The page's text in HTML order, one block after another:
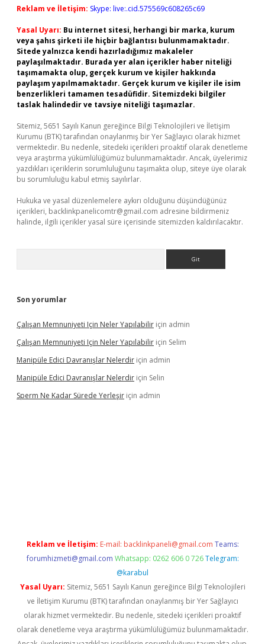
Reklam ve İletişim: Skype: live:.cid.575569c608265c69
Yasal Uyarı: Bu internet sitesi, herhangi bir marka, kurum
veya şahıs şirketi ile hiçbir bağlantısı bulunmamaktadır.
Sitede yalnızca kendi hazırladığımız makaleler
paylaşılmaktadır. Burada yer alan içerikler haber niteliği
taşımamakta olup, gerçek kurum ve kişiler hakkında
paylaşım yapılmamaktadır. Gerçek kurum ve kişiler ile isim
benzerlikleri tamamen tesadüfidir. Sitemizdeki bilgiler
taslak halindedir ve tavsiye niteliği taşımazlar.
Sitemiz, 5651 Sayılı Kanun gereğince Bilgi Teknolojileri ve İletişim
Kurumu (BTK) tarafından onaylanmış bir Yer Sağlayıcı olarak hizmet
vermektedir. Bu nedenle, sitedeki içerikleri proaktif olarak denetleme
veya araştırma yükümlülüğümüz bulunmamaktadır. Ancak, üyelerimiz
yazdıkları içeriklerin sorumluluğunu taşımakta olup, siteye üye olarak
bu sorumluluğu kabul etmiş sayılırlar.
Hukuka ve yasal düzenlemelere aykırı olduğunu düşündüğünüz
içerikleri, backlinkpanelicomtr@gmail.com adresine bildirmeniz
halinde, ilgili içerikler yasal süre içerisinde sitemizden kaldırılacaktır.
Son yorumlar
Çalışan Memnuniyeti Için Neler Yapılabilir için admin
Çalışan Memnuniyeti Için Neler Yapılabilir için Selim
Manipüle Edici Davranışlar Nelerdir için admin
Manipüle Edici Davranışlar Nelerdir için Selin
Sperm Ne Kadar Sürede Yerleşir için admin
Reklam ve İletişim: E-mail: backlinkpaneli@gmail.com Teams:
forumhizmeti@gmail.com Whatsapp: 0262 606 0 726 Telegram:
@karabul
Yasal Uyarı: Sitemiz, 5651 Sayılı Kanun gereğince Bilgi Teknolojileri
ve İletişim Kurumu (BTK) tarafından onaylanmış bir Yer Sağlayıcı
olarak hizmet vermektedir. Bu nedenle, sitedeki içerikleri proaktif
olarak denetleme veya araştırma yükümlülüğümüz bulunmamaktadır.